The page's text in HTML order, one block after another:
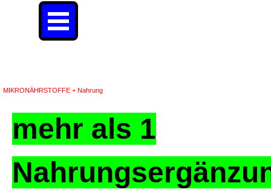
Direkt zum Seiteninhalt
MIKRONÄHRSTOFFE + Nahrung
mehr als 1